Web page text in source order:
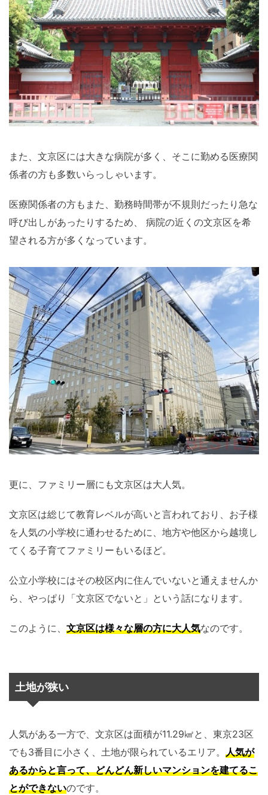
また、文京区には大きな病院が多く、そこに勤める医療関
係者の方も多数いらっしゃいます。
医療関係者の方もまた、勤務時間帯が不規則だったり急な
呼び出しがあったりするため、 病院の近くの文京区を希
望される方が多くなっています。
更に、ファミリー層にも文京区は大人気。
文京区は総じて教育レベルが高いと言われており、お子様
を人気の小学校に通わせるために、地方や他区から越境し
てくる子育てファミリーもいるほど。
公立小学校にはその校区内に住んでいないと通えませんか
ら、やっぱり「文京区でないと」という話になります。
このように、 文京区は様々な層の方に大人気なのです。
土地が狭い
人気がある一方で、文京区は面積が11.29㎢と、東京23区
でも3番目に小さく、土地が限られているエリア。 人気が
あるからと言って、どんどん新しいマンションを建てるこ
とができないのです。